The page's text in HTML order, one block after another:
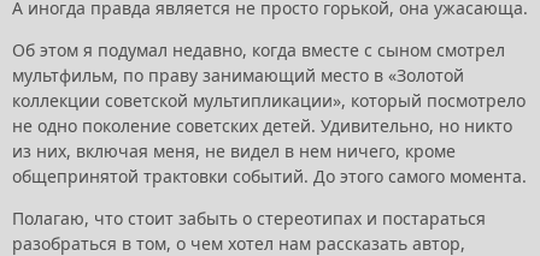
А иногда правда является не просто горькой, она ужасающа.
Об этом я подумал недавно, когда вместе с сыном смотрел
мультфильм, по праву занимающий место в «Золотой
коллекции советской мультипликации», который посмотрело
не одно поколение советских детей. Удивительно, но никто
из них, включая меня, не видел в нем ничего, кроме
общепринятой трактовки событий. До этого самого момента.
Полагаю, что стоит забыть о стереотипах и постараться
разобраться в том, о чем хотел нам рассказать автор,